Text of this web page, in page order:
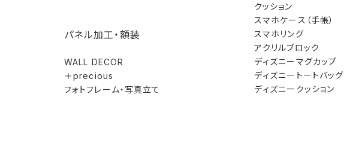
パネル加工・額装
WALL DECOR
＋precious
フォトフレーム・写真立て
クッション
スマホケース（手帳）
スマホリング
アクリルブロック
ディズニーマグカップ
ディズニートートバッグ
ディズニークッション